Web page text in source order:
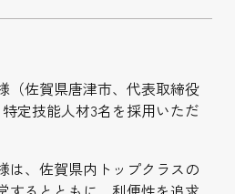
（佐賀県唐津市、代表取締役
定技能人材3名を採用いただ
は、佐賀県内トップクラスの